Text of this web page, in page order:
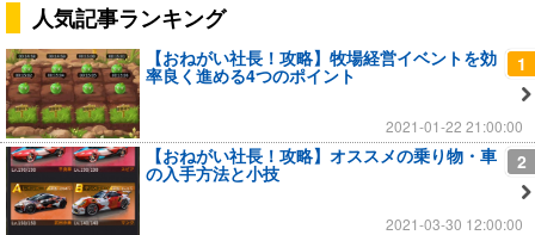
人気記事ランキング
1
【おねがい社長！攻略】牧場経営イベントを効
率良く進める4つのポイント
2021-01-22 21:00:00
2
【おねがい社長！攻略】オススメの乗り物・車
の入手方法と小技
2021-03-30 12:00:00